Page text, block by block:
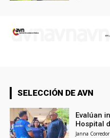
SELECCIÓN DE AVN
Evalúan
Hospital
Janna Corredor